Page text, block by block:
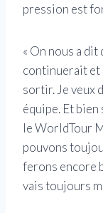
pression est
« On nous a dit
continuerait et
sortir. Je veux
équipe. Et
le WorldTour
pouvons
ferons encore
vais toujours